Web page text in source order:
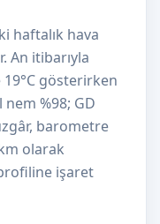
haftalık hava
An itibarıyla
gösterirken
nem %98; GD
barometre
olarak
işaret